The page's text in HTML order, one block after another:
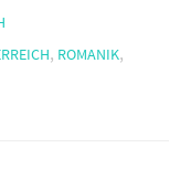
, ROMANIK,